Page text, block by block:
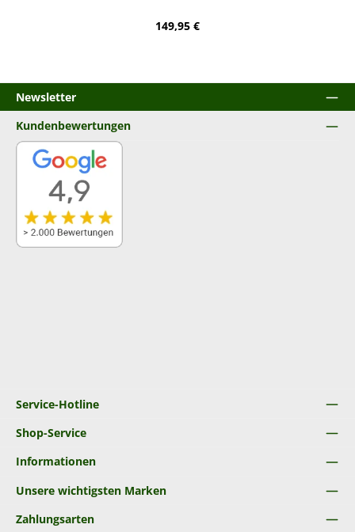
Regulärer Preis:
149,95 €
Newsletter
Service-Hotline
Shop-Service
Informationen
Unsere wichtigsten Marken
Kundenbewertungen
Zahlungsarten